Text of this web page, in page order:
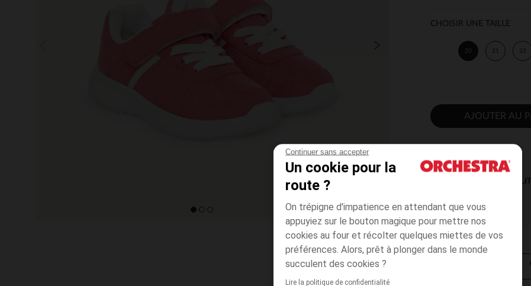
Continuer sans accepter
Un cookie pour la
route ?
On trépigne d'impatience en attendant que vous
appuyiez sur le bouton magique pour mettre nos
cookies au four et récolter quelques miettes de vos
préférences. Alors, prêt à plonger dans le monde
succulent des cookies ?
Lire la politique de confidentialité
CHOISIR UNE TAILLE
20 21 22
AJOUTER AU